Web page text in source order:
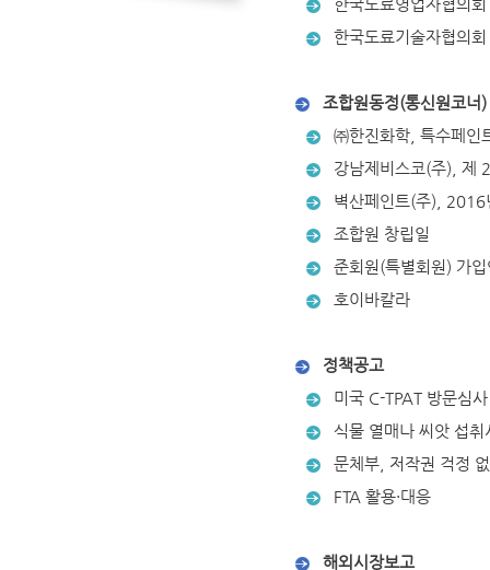
한국도료영업자협의회
한국도료기술자협의회
조합원동정(통신원코너)
㈜한진화학, 특수페인
강남제비스코(주), 제
벽산페인트(주), 2016
조합원 창립일
준회원(특별회원) 가입
호이바칼라
정책공고
미국 C-TPAT 방문심
식물 열매나 씨앗 섭취
문체부, 저작권 걱정
FTA 활용·대응
해외시장보고